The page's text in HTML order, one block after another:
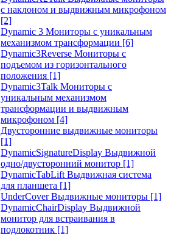
с наклоном и выдвижным микрофоном
[2]
Dynamic 3 Мониторы с уникальным
механизмом трансформации [6]
Dynamic3Reverse Мониторы с
подъемом из горизонтального
положения [1]
Dynamic3Talk Мониторы с
уникальным механизмом
трансформации и выдвижным
микрофоном [4]
Двусторонние выдвижные мониторы
[1]
DynamicSignatureDisplay Выдвижной
одно/двусторонний монитор [1]
DynamicTabLift Выдвижная система
для планшета [1]
UnderCover Выдвижные мониторы [1]
DynamicChairDisplay Выдвижной
монитор для встраивания в
подлокотник [1]